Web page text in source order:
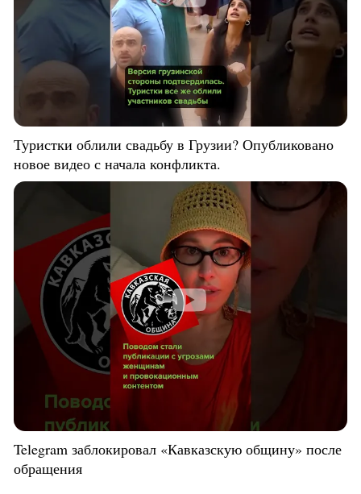
Туристки облили свадьбу в Грузии? Опубликовано
новое видео с начала конфликта.
Telegram заблокировал «Кавказскую общину» после
обращения